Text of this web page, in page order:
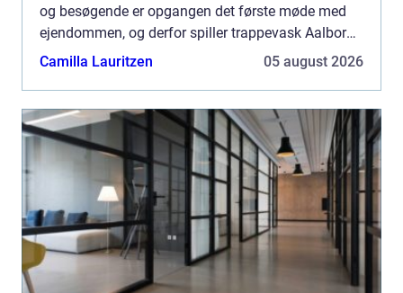
og besøgende er opgangen det første møde med
ejendommen, og derfor spiller trappevask Aalborg
en større rolle, end man måske lige tænker over. I
Camilla Lauritzen 05 august 2026